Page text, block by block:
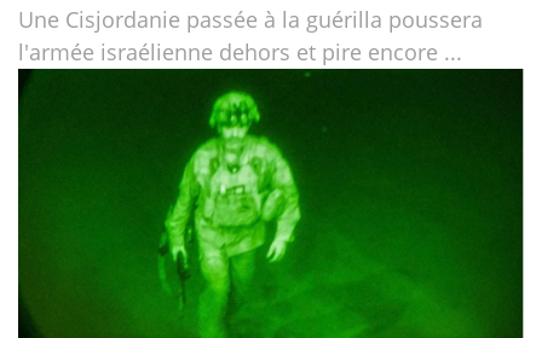
Une Cisjordanie passée à la guérilla poussera
l'armée israélienne dehors et pire encore ...